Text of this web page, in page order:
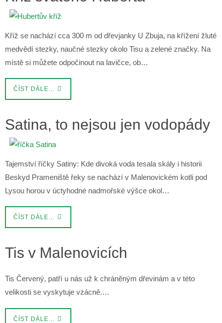
Kříž se nachází cca 300 m od dřevjanky U Zbuja, na křížení žluté
medvědí stezky, naučné stezky okolo Tisu a zelené značky. Na
místě si můžete odpočinout na lavičce, ob…
ČÍST DÁLE…
Satina, to nejsou jen vodopády
Tajemství říčky Satiny: Kde divoká voda tesala skály i historii
Beskyd Prameniště řeky se nachází v Malenovickém kotli pod
Lysou horou v úctyhodné nadmořské výšce okol…
ČÍST DÁLE…
Tis v Malenovicích
Tis Červený, patří u nás už k chráněným dřevinám a v této
velikosti se vyskytuje vzácně.…
ČÍST DÁLE…